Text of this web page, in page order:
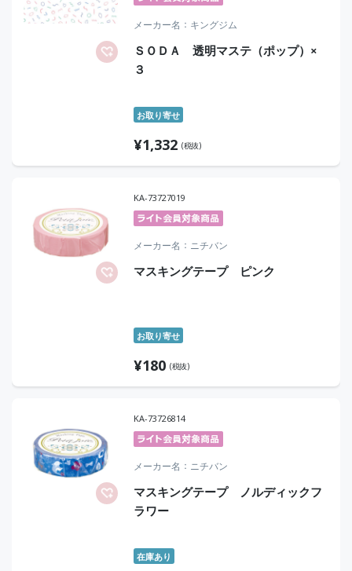
メーカー名 キングジム
ＳＯＤＡ 透明マステ（ポップ）×
３
お取り寄せ
¥1,332 (税抜)
KA-73727019
メーカー名 ニチバン
マスキングテープ ピンク
お取り寄せ
¥180 (税抜)
KA-73726814
メーカー名 ニチバン
マスキングテープ ノルディックフ
ラワー
在庫あり